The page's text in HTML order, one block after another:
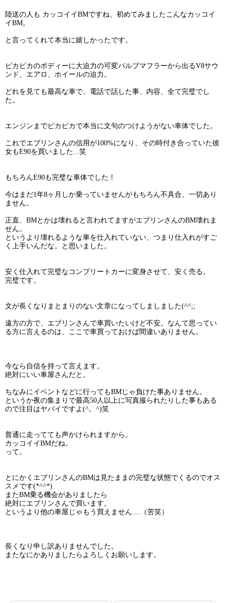
陸送の人も カッコイイBMですね、初めてみましたこんなカッコイ
イBM。
と言ってくれて本当に嬉しかったです。
ピカピカのボディーに大迫力の可変バルブマフラーから出るV8サウ
ンド、エアロ、ホイールの迫力。
どれを見ても最高な車で、電話で話した事、内容、全て完璧でし
た。
エンジンまでピカピカで本当に文句のつけようがない車体でした。
これでエブリンさんの信用が100%になり、その時付き合っていた彼
女もE90を買いました...笑
もちろんE90も完璧な車体でした！
今はまだ1年8ヶ月しか乗っていませんがもちろん不具合、一切あり
ません。
正直、BMとかは壊れると言われてますがエブリンさんのBM壊れま
せん。
というより壊れるような車を仕入れていない、つまり仕入れがすご
く上手いんだな。と思いました。
安く仕入れて完璧なコンプリートカーに変身させて、安く売る。
完璧です。
文が長くなりまとまりのない文章になってしましました(^^;;
遠方の方で、エブリンさんで車買いたいけど不安。なんて思ってい
る方に言えるのは、ここで車買っておけば間違いありません。
今なら自信を持って言えます。
絶対にいい車屋さんだと。
ちなみにイベントなどに行ってもBMじゃ負けた事ありません。
というか夜の集まりで最高50人以上に写真撮られたりした事もある
ので注目はヤバイですよ(^。^)笑
普通に走ってても声かけられますから。
カッコイイBMだね。
って。
とにかくエブリンさんのBMは見たままの完璧な状態でくるのでオス
スメです(*^^*)
またBM乗る機会がありましたら
絶対にエブリンさんで買います。
というより他の車屋じゃもう買えません....（苦笑）
長くなり申し訳ありませんでした。
またなにかありましたらよろしくお願いします。